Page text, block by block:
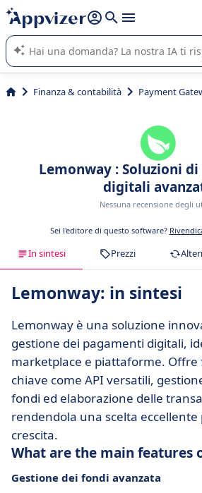
righe con
shift + enter
L'IA di Appvizer vi guida nell'utilizzo o nella
software SaaS per la vostra azienda.
Finanza & contabilità Payment
Lemonway : Soluzioni
digitali
Nessuna recensione degli
Sei l'editore di questo software?
In sintesi Prezzi
Lemonway: in sintesi
Lemonway è una soluzione
gestione dei pagamenti digitali,
marketplace e piattaforme.
chiave come API versatili,
fondi ed elaborazione delle
rendendola una scelta eccellente
crescita.
What are the main features
Gestione dei fondi avanzata